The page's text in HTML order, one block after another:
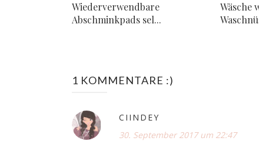
Wiederverwendbare
Abschminkpads sel...
Wäsche
1 KOMMENTARE :)
CIINDEY
30. September 2017 um 22:47